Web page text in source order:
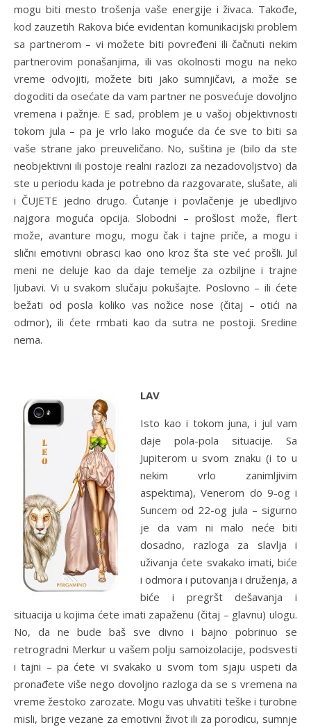
mogu biti mesto trošenja vaše energije i živaca. Takođe,
kod zauzetih Rakova biće evidentan komunikacijski problem
sa partnerom – vi možete biti povređeni ili čačnuti nekim
partnerovim ponašanjima, ili vas okolnosti mogu na neko
vreme odvojiti, možete biti jako sumnjičavi, a može se
dogoditi da osećate da vam partner ne posvećuje dovoljno
vremena i pažnje. E sad, problem je u vašoj objektivnosti
tokom jula – pa je vrlo lako moguće da će sve to biti sa
vaše strane jako preuveličano. No, suština je (bilo da ste
neobjektivni ili postoje realni razlozi za nezadovoljstvo) da
ste u periodu kada je potrebno da razgovarate, slušate, ali
i ČUJETE jedno drugo. Ćutanje i povlačenje je ubedljivo
najgora moguća opcija. Slobodni – prošlost može, flert
može, avanture mogu, mogu čak i tajne priče, a mogu i
slični emotivni obrasci kao ono kroz šta ste već prošli. Jul
meni ne deluje kao da daje temelje za ozbiljne i trajne
ljubavi. Vi u svakom slučaju pokušajte. Poslovno – ili ćete
bežati od posla koliko vas nožice nose (čitaj – otići na
odmor), ili ćete rmbati kao da sutra ne postoji. Sredine
nema.
LAV
Isto kao i tokom juna, i jul vam
daje pola-pola situacije. Sa
Jupiterom u svom znaku (i to u
nekim vrlo zanimljivim
aspektima), Venerom do 9-og i
Suncem od 22-og jula – sigurno
je da vam ni malo neće biti
dosadno, razloga za slavlja i
uživanja ćete svakako imati, biće
i odmora i putovanja i druženja, a
biće i pregršt dešavanja i
situacija u kojima ćete imati zapaženu (čitaj – glavnu) ulogu.
No, da ne bude baš sve divno i bajno pobrinuo se
retrogradni Merkur u vašem polju samoizolacije, podsvesti
i tajni – pa ćete vi svakako u svom tom sjaju uspeti da
pronađete više nego dovoljno razloga da se s vremena na
vreme žestoko zarozate. Mogu vas uhvatiti teške i turobne
misli, brige vezane za emotivni život ili za porodicu, sumnje